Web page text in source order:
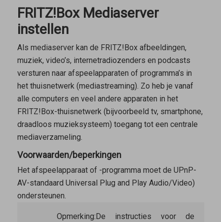
FRITZ!Box Mediaserver
instellen
Als mediaserver kan de FRITZ!Box afbeeldingen,
muziek, video’s, internetradiozenders en podcasts
versturen naar afspeelapparaten of programma’s in
het thuisnetwerk (mediastreaming). Zo heb je vanaf
alle computers en veel andere apparaten in het
FRITZ!Box-thuisnetwerk (bijvoorbeeld tv, smartphone,
draadloos muzieksysteem) toegang tot een centrale
mediaverzameling.
Voorwaarden/beperkingen
Het afspeelapparaat of -programma moet de UPnP-
AV-standaard Universal Plug and Play Audio/Video)
ondersteunen.
Opmerking: De instructies voor de